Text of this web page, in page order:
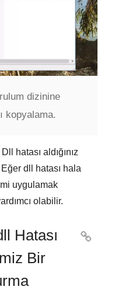
dizinine
kopyalama.
hatası aldığınız
Eğer dll hatası hala
uygulamak
olabilir.
Hatası
Bir
